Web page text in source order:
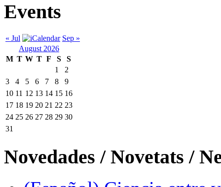
Events
« Jul
Sep »
August 2026
M T W T F S
S
1
2
3
4 5 6 7 8
9
10 11 12 13 14 15 16
17 18 19 20 21 22 23
24 25 26 27 28 29 30
31
Novedades / Novetats /